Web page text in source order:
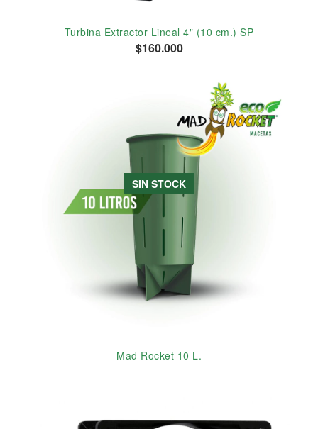
Turbina Extractor Lineal 4" (10 cm.) SP
$160.000
SIN STOCK
Mad Rocket 10 L.